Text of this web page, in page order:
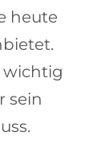
heute
wichtig
sein